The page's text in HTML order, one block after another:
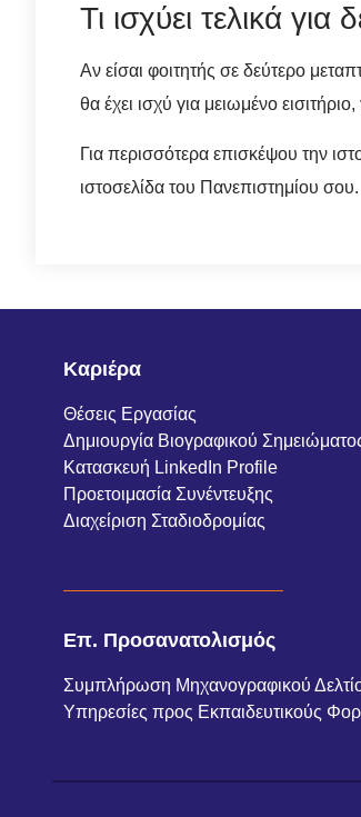
Τι ισχύει τελικά
Αν είσαι φοιτητής σε δεύτερο
θα έχει ισχύ για μειωμένο
Για περισσότερα επισκέψου την
ιστοσελίδα του Πανεπιστημίου σου.
Καριέρα
Θέσεις Εργασίας
Δημιουργία Βιογραφικού
Κατασκευή LinkedIn Profile
Προετοιμασία Συνέντευξης
Διαχείριση Σταδιοδρομίας
Επ. Προσανατολισμός
Συμπλήρωση Μηχανογραφικού
Υπηρεσίες προς Εκπαιδευτικούς